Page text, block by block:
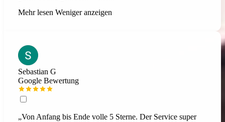
Mehr lesen Weniger anzeigen
Sebastian G
Google Bewertung
„Von Anfang bis Ende volle 5 Sterne. Der Service super